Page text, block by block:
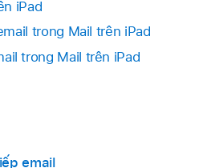
iPad
trong Mail trên iPad
trong Mail trên iPad
email